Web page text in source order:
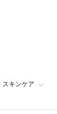
スキンケア